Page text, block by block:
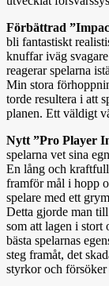
Förbättrad
bli fantastiskt
knuffar iväg
reagerar spelarna
Min stora
torde resultera i att
planen. Ett väldigt
Nytt ”Pro Player
spelarna vet sina
En lång och kraftfull
framför mål i hopp
spelare med ett
Detta gjorde man
som att lagen i stort
bästa spelarnas
steg framåt, det
styrkor och försöker